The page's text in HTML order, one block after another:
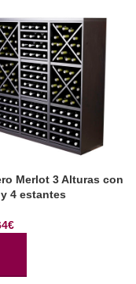
Merlot 3 Alturas con
4 estantes
€
AL CARRITO